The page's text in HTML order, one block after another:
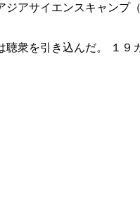
アサイエンスキャンプ
衆を引き込んだ。 １